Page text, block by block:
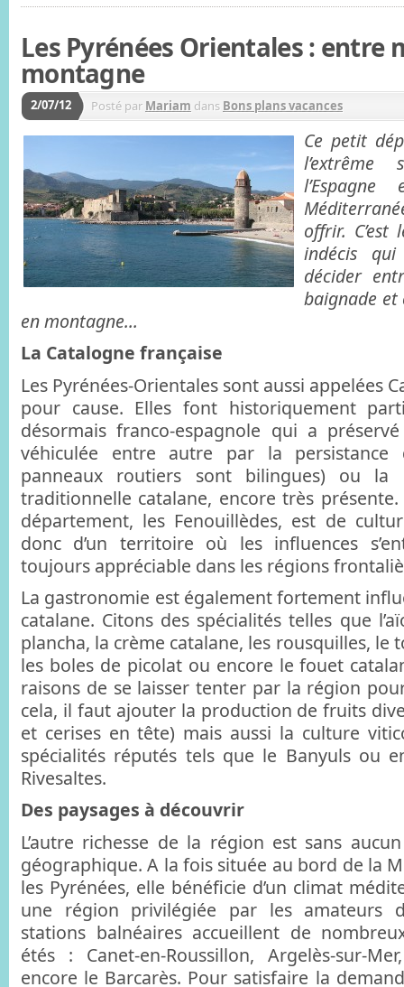
Les Pyrénées Orientales : entre
montagne
2/07/12 Posté par Mariam dans Bons plans vacances
Ce petit
offrir.
indécis
décider
baignade et
en montagne…
La Catalogne française
Les Pyrénées-Orientales sont aussi appelées
pour cause. Elles font historiquement
désormais franco-espagnole qui a
véhiculée entre autre par la
panneaux routiers sont bilingues) ou la
traditionnelle catalane, encore très
département, les Fenouillèdes, est de
donc d’un territoire où les influences
toujours appréciable dans les régions
La gastronomie est également fortement
catalane. Citons des spécialités telles que
plancha, la crème catalane, les rousquilles, le
les boles de picolat ou encore le fouet
raisons de se laisser tenter par la région
cela, il faut ajouter la production de fruits
et cerises en tête) mais aussi la culture
spécialités réputés tels que le Banyuls ou
Rivesaltes.
Des paysages à découvrir
L’autre richesse de la région est sans
géographique. A la fois située au bord de la
les Pyrénées, elle bénéficie d’un climat
une région privilégiée par les amateurs
stations balnéaires accueillent de
étés : Canet-en-Roussillon, Argelès-sur-
encore le Barcarès. Pour satisfaire la